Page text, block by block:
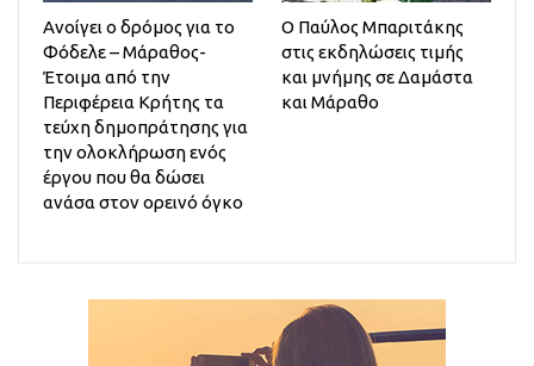
Ανοίγει ο δρόμος για το
Φόδελε – Μάραθος-
Έτοιμα από την
Περιφέρεια Κρήτης τα
τεύχη δημοπράτησης για
την ολοκλήρωση ενός
έργου που θα δώσει
ανάσα στον ορεινό όγκο
Ο Παύλος Μπαριτάκης
στις εκδηλώσεις τιμής
και μνήμης σε Δαμάστα
και Μάραθο